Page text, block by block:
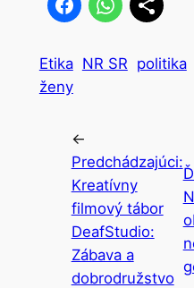
Etika NR SR politika
ženy
←
Predchádzajúci:
Kreatívny
filmový tábor
DeafStudio:
Zábava a
dobrodružstvo